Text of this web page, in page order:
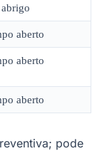
aberto
aberto
aberto
pode